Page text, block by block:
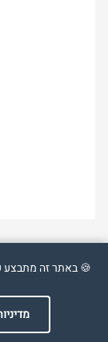
🍪 באתר זה מתבצע